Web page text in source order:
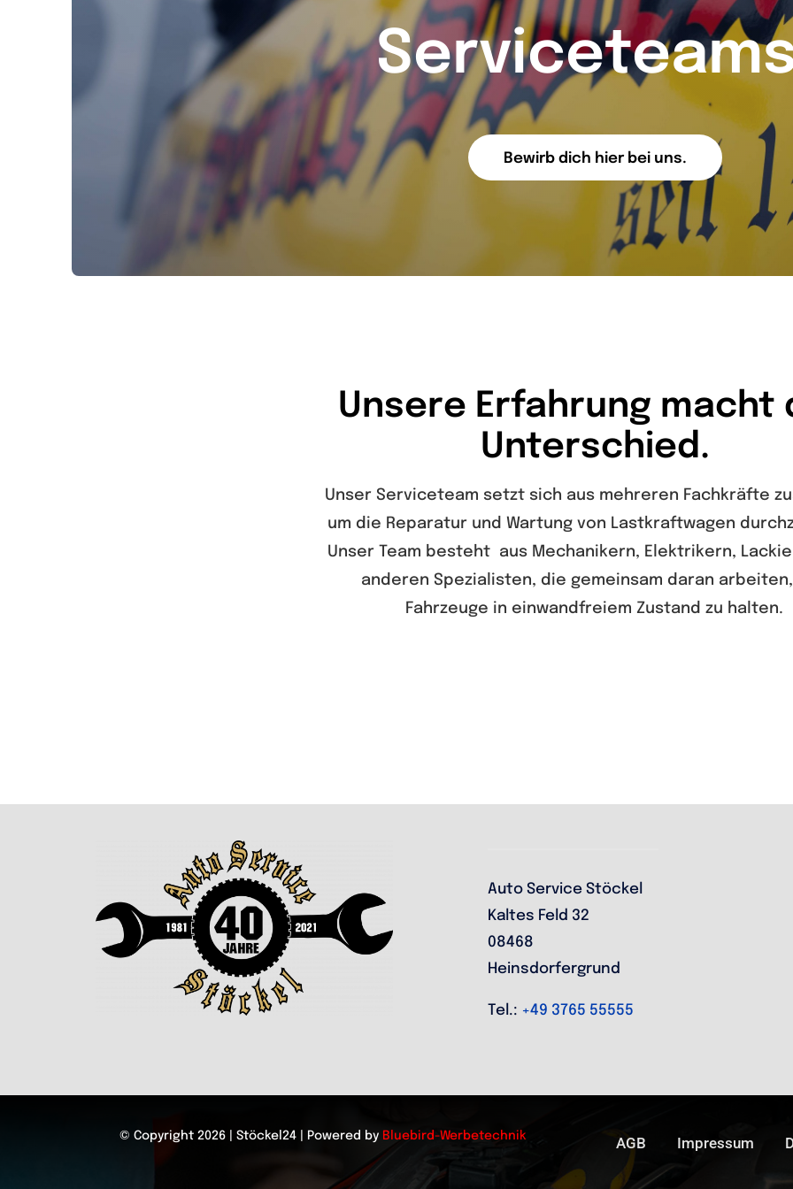
Bewirb dich hier bei uns.
Unsere Erfahrung macht
Unterschied.
Unser Serviceteam setzt sich aus mehreren Fachkräfte
um die Reparatur und Wartung von Lastkraftwagen
Unser Team besteht aus Mechanikern, Elektrikern,
anderen Spezialisten, die gemeinsam daran
Fahrzeuge in einwandfreiem Zustand zu halten.
Auto Service Stöckel
Kaltes Feld 32
08468
Heinsdorfergrund
Tel.: +49 3765 55555
© Copyright 2026 | Stöckel24 | Powered by Bluebird-Werbetechnik AGB Impressum